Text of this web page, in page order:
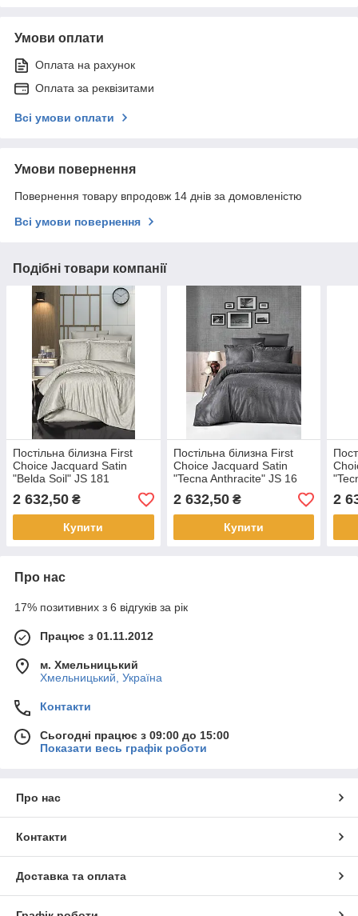
Умови оплати
Оплата на рахунок
Оплата за реквізитами
Всі умови оплати
Умови повернення
Повернення товару впродовж 14 днів за домовленістю
Всі умови повернення
Подібні товари компанії
Постільна білизна First
Choice Jacquard Satin
"Belda Soil" JS 181
2 632,50 ₴
Купити
Постільна білизна First
Choice Jacquard Satin
"Tecna Anthracite" JS 16
2 632,50₴
Купити
2
Про нас
17% позитивних з 6 відгуків за рік
Працює з 01.11.2012
м. Хмельницький
Хмельницький, Україна
Контакти
Сьогодні працює з 09:00 до 15:00
Показати весь графік роботи
Про нас
Контакти
Доставка та оплата